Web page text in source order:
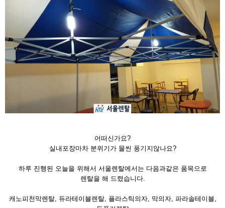
어떠신가요?
실내포장마차 분위기가 물씬 풍기지않나요?
하루 진행된 오늘을 위해서 서울렌탈에서는 다음과같은 품목으로
렌탈을 해 드렸습니다.
캐노피천막렌탈, 듀라테이블렌탈, 플라스틱의자, 막의자, 파라솔테이블,